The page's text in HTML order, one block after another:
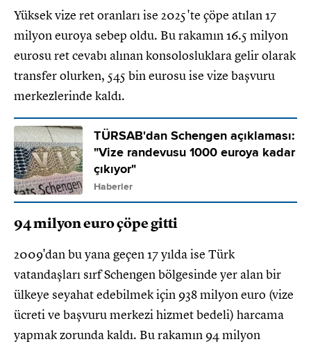
Yüksek vize ret oranları ise 2025'te çöpe atılan 17
milyon euroya sebep oldu. Bu rakamın 16.5 milyon
eurosu ret cevabı alınan konsolosluklara gelir olarak
transfer olurken, 545 bin eurosu ise vize başvuru
merkezlerinde kaldı.
TÜRSAB'dan Schengen açıklaması:
"Vize randevusu 1000 euroya kadar
çıkıyor"
Haberler
94 milyon euro çöpe gitti
2009'dan bu yana geçen 17 yılda ise Türk
vatandaşları sırf Schengen bölgesinde yer alan bir
ülkeye seyahat edebilmek için 938 milyon euro (vize
ücreti ve başvuru merkezi hizmet bedeli) harcama
yapmak zorunda kaldı. Bu rakamın 94 milyon